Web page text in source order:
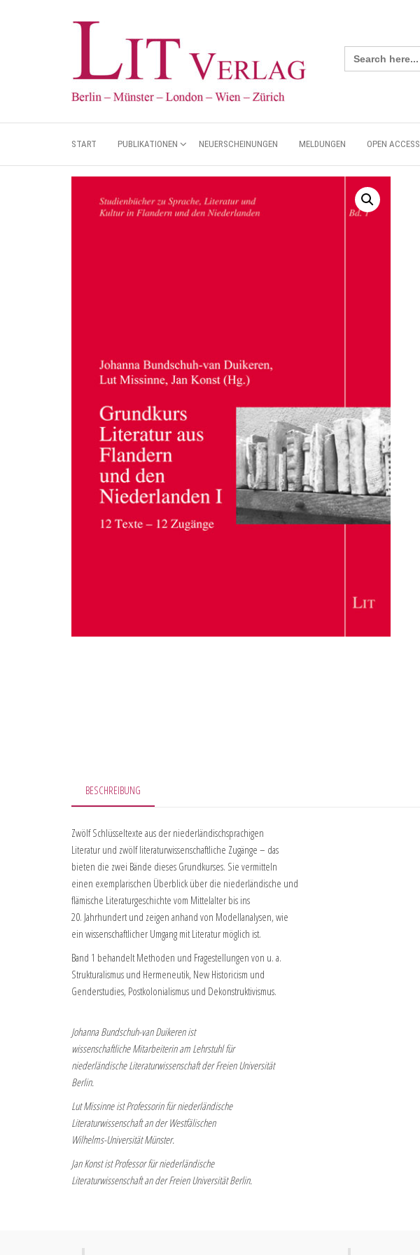
Search
for:
START PUBLIKATIONEN NEUERSCHEINUNGEN MELDUNGEN OPEN ACCESS
BESCHREIBUNG
Zwölf Schlüsseltexte aus der niederländischsprachigen
Literatur und zwölf literaturwissenschaftliche Zugänge – das
bieten die zwei Bände dieses Grundkurses. Sie vermitteln
einen exemplarischen Überblick über die niederländische und
flämische Literaturgeschichte vom Mittelalter bis ins
20. Jahrhundert und zeigen anhand von Modellanalysen, wie
ein wissenschaftlicher Umgang mit Literatur möglich ist.
Band 1 behandelt Methoden und Fragestellungen von u. a.
Strukturalismus und Hermeneutik, New Historicism und
Genderstudies, Postkolonialismus und Dekonstruktivismus.
Johanna Bundschuh-van Duikeren ist
wissenschaftliche Mitarbeiterin am Lehrstuhl für
niederländische Literaturwissenschaft der Freien Universität
Berlin.
Lut Missinne ist Professorin für niederländische
Literaturwissenschaft an der Westfälischen
Wilhelms-Universität Münster.
Jan Konst ist Professor für niederländische
Literaturwissenschaft an der Freien Universität Berlin.